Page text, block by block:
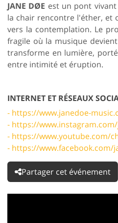
JANE DØE est un pont
la chair rencontre l'éther, et
vers la contemplation. Le
fragile où la musique
transforme en lumière,
entre intimité et éruption.
INTERNET ET RÉSEAUX
- https://www.janedoe-
- https://
- https://www.youtube.com/
- https://www.facebook.com/
Partager cet événement